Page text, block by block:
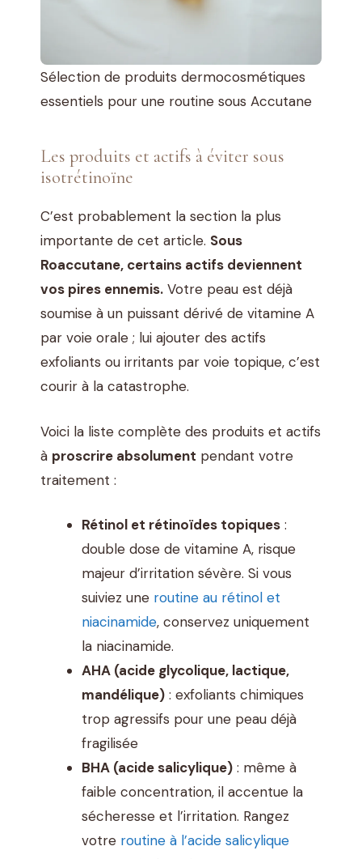
Sélection de produits dermocosmétiques
essentiels pour une routine sous Accutane
Les produits et actifs à éviter sous
isotrétinoïne
C’est probablement la section la plus
importante de cet article. Sous
Roaccutane, certains actifs deviennent
vos pires ennemis. Votre peau est déjà
soumise à un puissant dérivé de vitamine A
par voie orale ; lui ajouter des actifs
exfoliants ou irritants par voie topique, c’est
courir à la catastrophe.
Voici la liste complète des produits et actifs
à proscrire absolument pendant votre
traitement :
Rétinol et rétinoïdes topiques :
double dose de vitamine A, risque
majeur d’irritation sévère. Si vous
suiviez une routine au rétinol et
niacinamide, conservez uniquement
la niacinamide.
AHA (acide glycolique, lactique,
mandélique) : exfoliants chimiques
trop agressifs pour une peau déjà
fragilisée
BHA (acide salicylique) : même à
faible concentration, il accentue la
sécheresse et l’irritation. Rangez
votre routine à l’acide salicylique